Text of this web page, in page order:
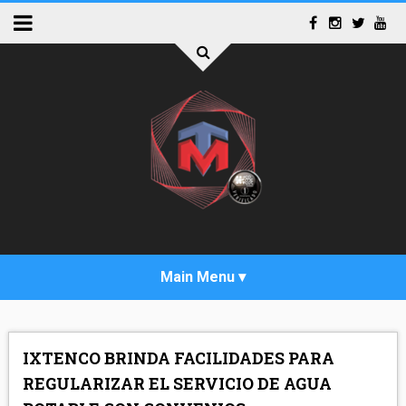
IXTENCO BRINDA FACILIDADES PARA
REGULARIZAR EL SERVICIO DE AGUA